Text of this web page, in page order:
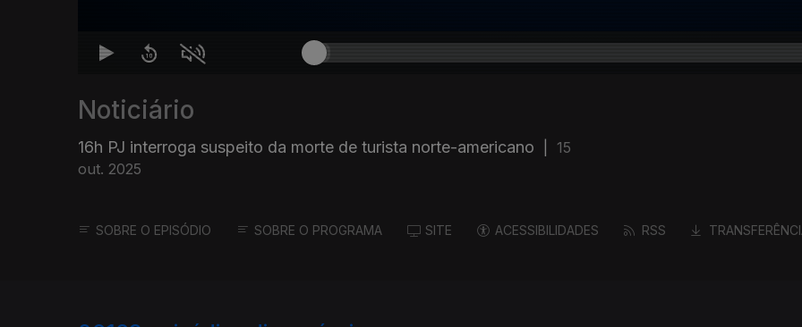
Noticiário
16h PJ interroga suspeito da morte de turista norte-americano
15
out. 2025
SOBRE O EPISÓDIO SOBRE O PROGRAMA SITE ACESSIBILIDADES RSS